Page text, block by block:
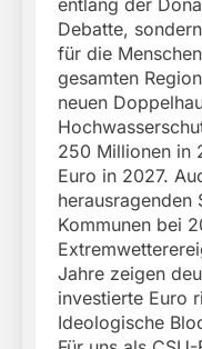
entlang der
Debatte,
für die
gesamten
neuen
250 Millionen in
Euro in 2027.
herausragenden
Kommunen bei
Jahre zeigen
investierte Euro
Ideologische